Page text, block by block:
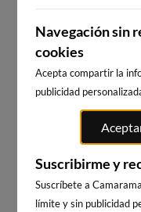
WEBCAM
ANTONI,
Navegación sin
cookies
Acepta compartir la
publicidad
Suscribirme y
Suscríbete a
límite y sin publicidad